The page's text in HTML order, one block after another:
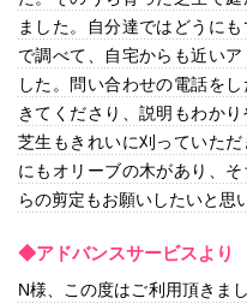
ました。自分達ではどうに
で調べて、自宅からも近い
した。問い合わせの電話を
きてくださり、説明もわか
芝生もきれいに刈っていた
にもオリーブの木があり、
らの剪定もお願いしたいと思
◆アドバンスサービスより
N様、この度はご利用頂きま